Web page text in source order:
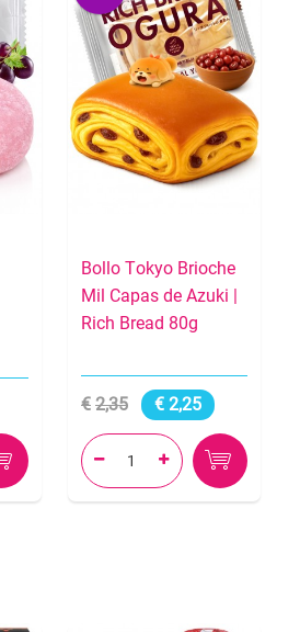
Bollo Tokyo Brioche
Mil Capas de Azuki |
Rich Bread 80g
2,35 2,25
 